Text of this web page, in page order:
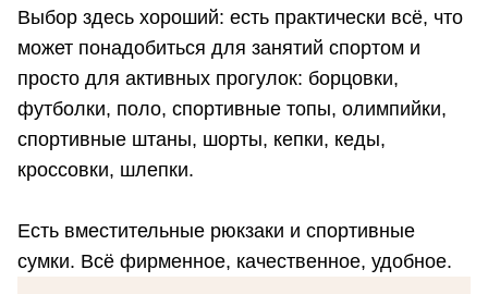
Выбор здесь хороший: есть практически всё, что
может понадобиться для занятий спортом и
просто для активных прогулок: борцовки,
футболки, поло, спортивные топы, олимпийки,
спортивные штаны, шорты, кепки, кеды,
кроссовки, шлепки.
Есть вместительные рюкзаки и спортивные
сумки. Всё фирменное, качественное, удобное.